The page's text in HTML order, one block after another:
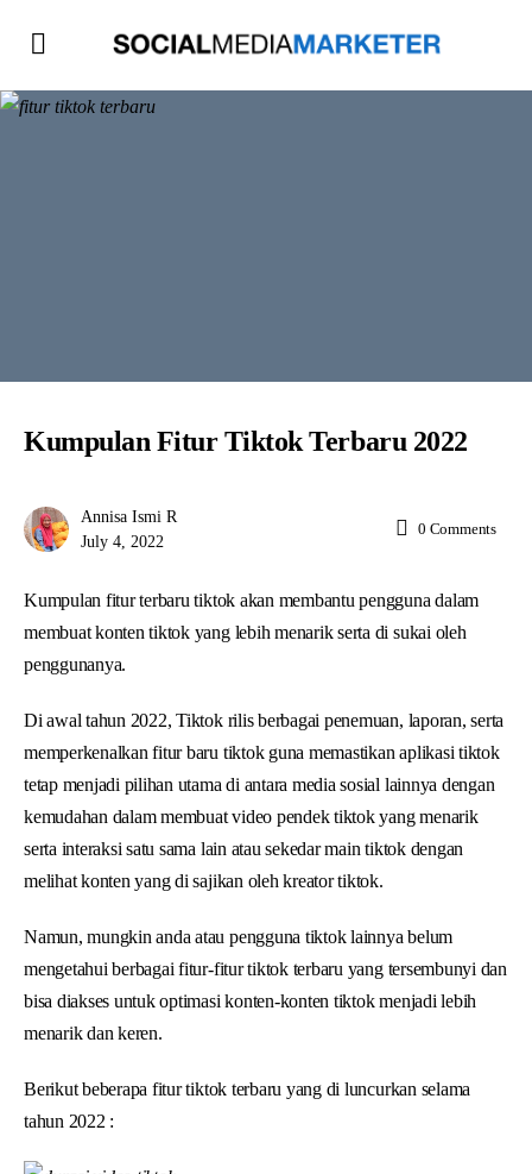
Kumpulan Fitur Tiktok Terbaru 2022
Annisa Ismi R
July 4, 2022
0 Comments
Kumpulan fitur terbaru tiktok akan membantu pengguna dalam
membuat konten tiktok yang lebih menarik serta di sukai oleh
penggunanya.
Di awal tahun 2022, Tiktok rilis berbagai penemuan, laporan, serta
memperkenalkan fitur baru tiktok guna memastikan aplikasi tiktok
tetap menjadi pilihan utama di antara media sosial lainnya dengan
kemudahan dalam membuat video pendek tiktok yang menarik
serta interaksi satu sama lain atau sekedar main tiktok dengan
melihat konten yang di sajikan oleh kreator tiktok.
Namun, mungkin anda atau pengguna tiktok lainnya belum
mengetahui berbagai fitur-fitur tiktok terbaru yang tersembunyi dan
bisa diakses untuk optimasi konten-konten tiktok menjadi lebih
menarik dan keren.
Berikut beberapa fitur tiktok terbaru yang di luncurkan selama
tahun 2022 :